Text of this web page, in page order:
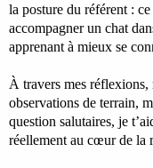
la posture du référent :
accompagner un chat
apprenant à mieux se
À travers mes réflexions,
observations de terrain,
question salutaires, je
réellement au cœur de la